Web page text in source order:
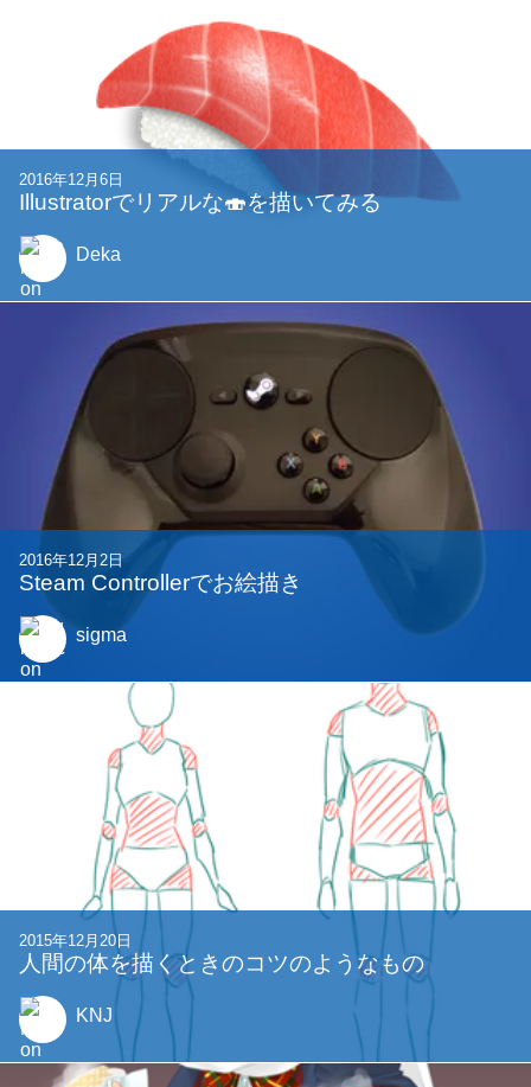
2016年12月6日
Illustratorでリアルな🍣を描いてみる
Deka
2016年12月2日
Steam Controllerでお絵描き
sigma
2015年12月20日
人間の体を描くときのコツのようなもの
KNJ